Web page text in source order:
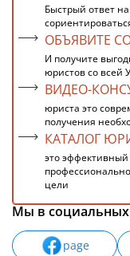
Быстрый ответ
ОБЪЯВИТЕ
И получите
юристов со всей
ВИДЕО-
юриста это
получения
КАТАЛОГ
это
цели
Мы в социальных
page